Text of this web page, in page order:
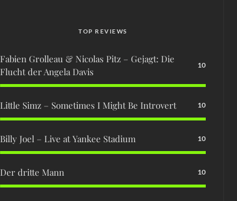
TOP REVIEWS
Fabien Grolleau & Nicolas Pitz – Gejagt: Die
Flucht der Angela Davis
10
Little Simz – Sometimes I Might Be Introvert 10
Billy Joel – Live at Yankee Stadium 10
Der dritte Mann 10